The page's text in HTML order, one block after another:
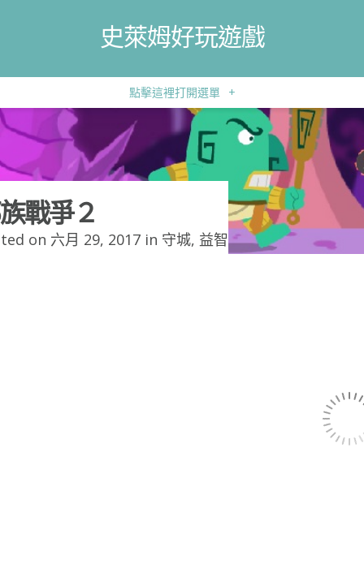
史萊姆好玩遊戲
點擊這裡打開選單 +
戰爭２
on 六月 29, 2017 in 守城, 益智